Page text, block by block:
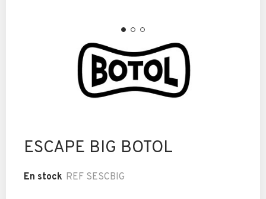
ESCAPE BIG BOTOL
En stock REF SESCBIG